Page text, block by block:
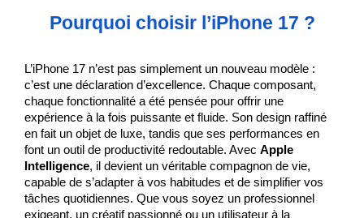
Pourquoi choisir l’iPhone 17 ?
L’iPhone 17 n’est pas simplement un nouveau modèle :
c’est une déclaration d’excellence. Chaque composant,
chaque fonctionnalité a été pensée pour offrir une
expérience à la fois puissante et fluide. Son design raffiné
en fait un objet de luxe, tandis que ses performances en
font un outil de productivité redoutable. Avec Apple
Intelligence, il devient un véritable compagnon de vie,
capable de s’adapter à vos habitudes et de simplifier vos
tâches quotidiennes. Que vous soyez un professionnel
exigeant, un créatif passionné ou un utilisateur à la